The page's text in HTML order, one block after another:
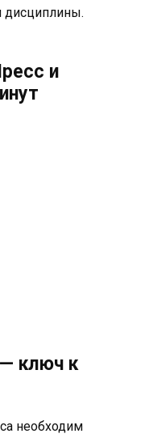
дисциплины.
и
ключ к
необходим